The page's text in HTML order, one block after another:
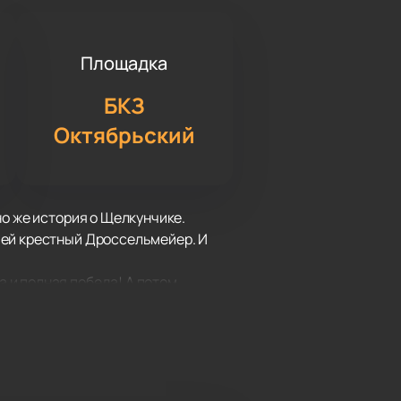
Площадка
БКЗ
Октябрьский
же история о Щелкунчике.
крестный Дроссельмейер. И
полная победа! А потом